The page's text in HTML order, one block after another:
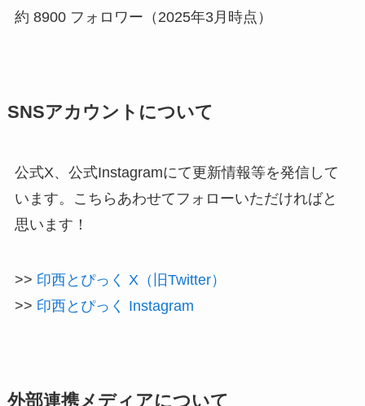
約 8900 フォロワー（2025年3月時点）
SNSアカウントについて
公式X、公式Instagramにて更新情報等を発信して
います。こちらあわせてフォローいただければと
思います！
>> 印西とぴっく X（旧Twitter）
>> 印西とぴっく Instagram
外部連携メディアについて